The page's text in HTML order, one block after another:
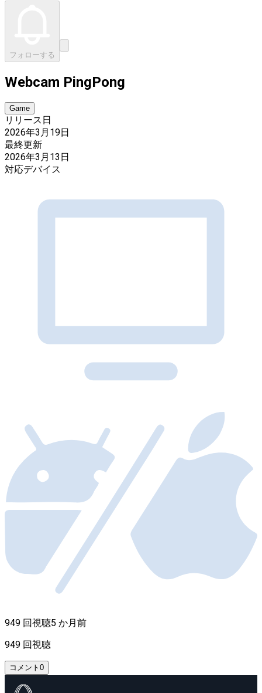
フォローする
Webcam PingPong
Game
リリース日
2026年3月19日
最終更新
2026年3月13日
対応デバイス
949 回視聴5 か月前
949 回視聴
コメント 0